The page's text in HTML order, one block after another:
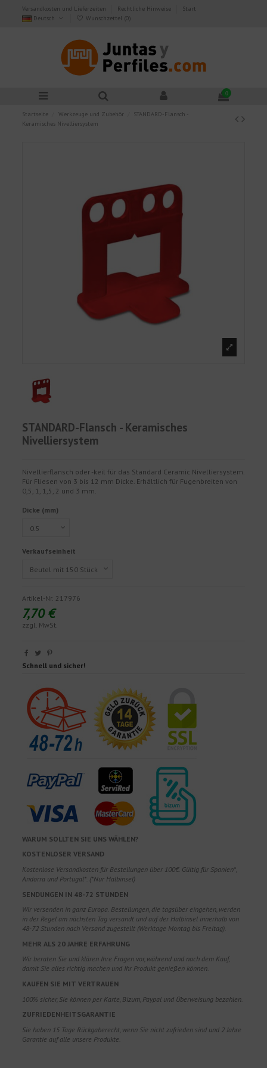
Versandkosten und Lieferzeiten Rechtliche Hinweise
Start
Deutsch
Wunschzettel (0)
0
Startseite Werkzeuge und Zubehör
STANDARD-Flansch -
Keramisches Nivelliersystem
STANDARD-Flansch - Keramisches
Nivelliersystem
Nivellierflansch oder -keil für das Standard Ceramic Nivelliersystem.
Für Fliesen von 3 bis 12 mm Dicke. Erhältlich für Fugenbreiten von
0,5, 1, 1,5, 2 und 3 mm.
Dicke (mm)
Verkaufseinheit
Artikel-Nr. 217976
7,70 €
zzgl. MwSt.
Schnell und sicher!
WARUM SOLLTEN SIE UNS WÄHLEN?
KOSTENLOSER VERSAND
Kostenlose Versandkosten für Bestellungen über 100€. Gültig für Spanien*,
Andorra und Portugal*. (*Nur Halbinsel)
SENDUNGEN IN 48-72 STUNDEN
Wir versenden in ganz Europa. Bestellungen, die tagsüber eingehen, werden
in der Regel am nächsten Tag versandt und auf der Halbinsel innerhalb von
48-72 Stunden nach Versand zugestellt (Werktage Montag bis Freitag).
MEHR ALS 20 JAHRE ERFAHRUNG
Wir beraten Sie und klären Ihre Fragen vor, während und nach dem Kauf,
damit Sie alles richtig machen und Ihr Produkt genießen können.
KAUFEN SIE MIT VERTRAUEN
100% sicher, Sie können per Karte, Bizum, Paypal und Überweisung bezahlen.
ZUFRIEDENHEITSGARANTIE
Sie haben 15 Tage Rückgaberecht, wenn Sie nicht zufrieden sind und 2 Jahre
Garantie auf alle unsere Produkte.